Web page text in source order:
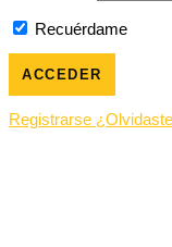
Recuérdame
Registrarse